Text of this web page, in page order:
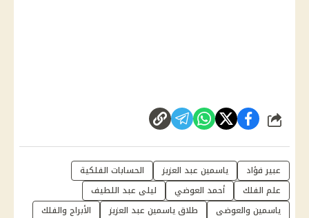
شارك
عبير فؤاد ياسمين عبد العزيز
الحسابات الفلكية
علم الفلك
أحمد العوضي
ليلى عبد اللطيف
ياسمين والعوضى
طلاق ياسمين عبد العزيز الأبراج والفلك